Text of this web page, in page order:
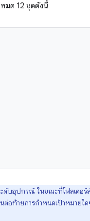
หมด 12 ชุดดังนี้
ดับอุปกรณ์ ในขณะที่โฟลเดอร์
ท้ายการกำหนดเป้าหมายใด